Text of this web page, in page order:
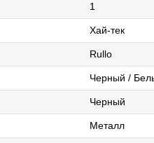
1
Хай-тек
Rullo
Черный /
Черный
Металл